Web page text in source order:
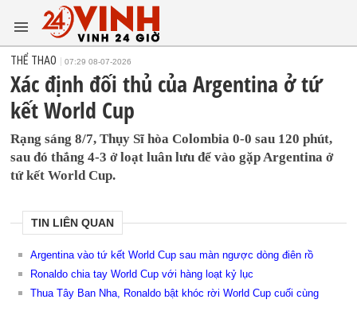
THỂ THAO 07:29 08-07-2026
Xác định đối thủ của Argentina ở tứ
kết World Cup
Rạng sáng 8/7, Thụy Sĩ hòa Colombia 0-0 sau 120 phút,
sau đó thắng 4-3 ở loạt luân lưu để vào gặp Argentina ở
tứ kết World Cup.
TIN LIÊN QUAN
Argentina vào tứ kết World Cup sau màn ngược dòng điên rồ
Ronaldo chia tay World Cup với hàng loạt kỷ lục
Thua Tây Ban Nha, Ronaldo bật khóc rời World Cup cuối cùng